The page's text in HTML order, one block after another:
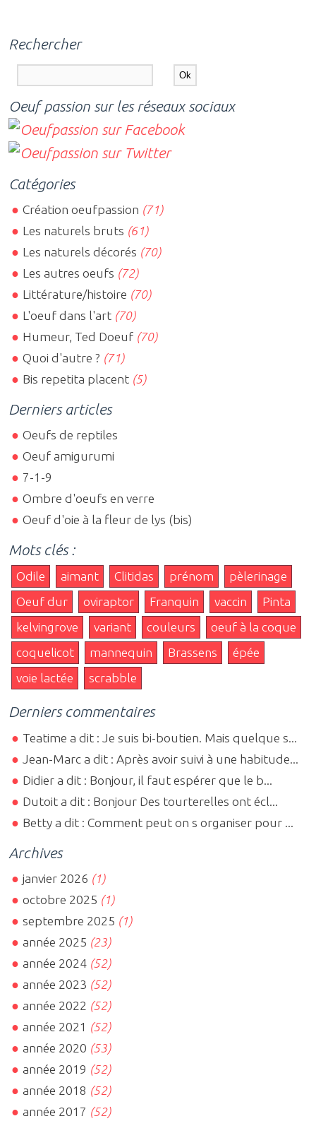
Rechercher
Oeuf passion sur les réseaux sociaux
Catégories
Création oeufpassion (71)
Les naturels bruts (61)
Les naturels décorés (70)
Les autres oeufs (72)
Littérature/histoire (70)
L'oeuf dans l'art (70)
Humeur, Ted Doeuf (70)
Quoi d'autre ? (71)
Bis repetita placent (5)
Derniers articles
Oeufs de reptiles
Oeuf amigurumi
7-1-9
Ombre d'oeufs en verre
Oeuf d'oie à la fleur de lys (bis)
Mots clés :
Odile aimant Clitidas prénom
pèlerinage
Oeuf dur
oviraptor Franquin vaccin
Pinta
kelvingrove
variant couleurs
oeuf à la coque
coquelicot
mannequin Brassens
épée
voie lactée
scrabble
Derniers commentaires
Teatime a dit : Je suis bi-boutien. Mais quelque s...
Jean-Marc a dit : Après avoir suivi à une habitude...
Didier a dit : Bonjour, il faut espérer que le b...
Dutoit a dit : Bonjour Des tourterelles ont écl...
Betty a dit : Comment peut on s organiser pour ...
Archives
janvier 2026 (1)
octobre 2025 (1)
septembre 2025 (1)
année 2025 (23)
année 2024 (52)
année 2023 (52)
année 2022 (52)
année 2021 (52)
année 2020 (53)
année 2019 (52)
année 2018 (52)
année 2017 (52)